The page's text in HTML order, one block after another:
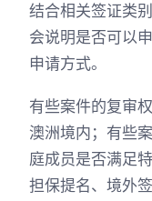
结合相关签证类
会说明是否可以
申请方式。
有些案件的复审
澳洲境内；有些
庭成员是否满足
担保提名、境外